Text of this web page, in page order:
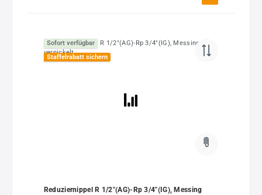
Sofort verfügbar
Staffelrabatt sichern
Reduziernippel R 1/2"(AG)-Rp 3/4"(IG), Messing